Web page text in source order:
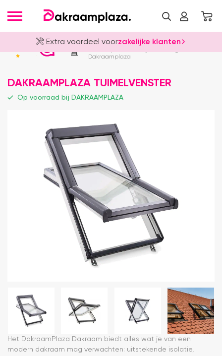
Extra voordeel voorzakelijke klanten
Officieel Dakraamplaza Dealer
Dakraamplaza
DAKRAAMPLAZA TUIMELVENSTER
Op voorraad bij DAKRAAMPLAZA
Het DakraamPlaza Dakraam biedt alles wat je van een
modern dakraam mag verwachten: uitstekende isolatie,